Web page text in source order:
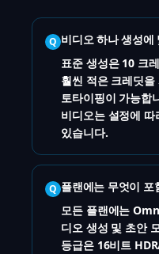
Q 비디오 하나 생성에
표준 생성은 10 크
훨씬 적은 크레딧
토타이핑이 가능합
비디오는 설정에
있습니다.
Q 플랜에는 무엇이 포
모든 플랜에는
디오 생성 및 초안
등급은 16비트